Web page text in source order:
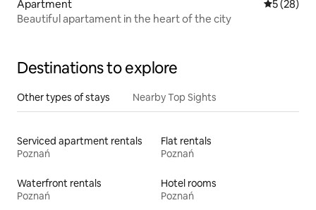
Apartment 5 out of 5
5 (28)
Beautiful apartament in the heart of the city
Destinations to explore
Other types of stays Nearby Top Sights
Serviced apartment rentals
Poznań
Flat rentals
Poznań
Waterfront rentals
Poznań
Hotel rooms
Poznań